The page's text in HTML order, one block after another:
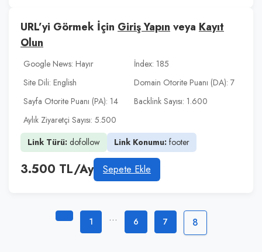
URL’yi Görmek İçin Giriş Yapın veya Kayıt
Olun
Google News: Hayır
İndex: 185
Site Dili: English
Domain Otorite Puanı (DA): 7
Sayfa Otorite Puanı (PA): 14
Backlink Sayısı: 1.600
Aylık Ziyaretçi Sayısı: 5.500
Link Türü: dofollow Link Konumu: footer
3.500 TL/Ay Sepete Ekle
1 … 6 7 8